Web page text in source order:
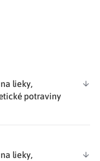
lieky,
potraviny
lieky,